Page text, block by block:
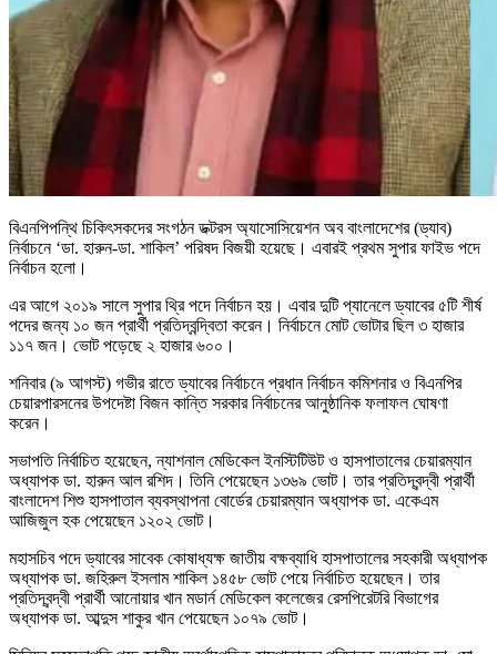
বিএনপিপন্থি চিকিৎসকদের সংগঠন ডক্টরস অ্যাসোসিয়েশন অব বাংলাদেশের (ড্যাব)
নির্বাচনে ‘ডা. হারুন-ডা. শাকিল’ পরিষদ বিজয়ী হয়েছে। এবারই প্রথম সুপার ফাইভ পদে
নির্বাচন হলো।
এর আগে ২০১৯ সালে সুপার থ্রি পদে নির্বাচন হয়। এবার দুটি প্যানেলে ড্যাবের ৫টি শীর্ষ
পদের জন্য ১০ জন প্রার্থী প্রতিদ্বন্দ্বিতা করেন। নির্বাচনে মোট ভোটার ছিল ৩ হাজার
১১৭ জন। ভোট পড়েছে ২ হাজার ৬০০।
শনিবার (৯ আগস্ট) গভীর রাতে ড্যাবের নির্বাচনে প্রধান নির্বাচন কমিশনার ও বিএনপির
চেয়ারপারসনের উপদেষ্টা বিজন কান্তি সরকার নির্বাচনের আনুষ্ঠানিক ফলাফল ঘোষণা
করেন।
সভাপতি নির্বাচিত হয়েছেন, ন্যাশনাল মেডিকেল ইনস্টিটিউট ও হাসপাতালের চেয়ারম্যান
অধ্যাপক ডা. হারুন আল রশিদ। তিনি পেয়েছেন ১৩৬৯ ভোট। তার প্রতিদ্বন্দ্বী প্রার্থী
বাংলাদেশ শিশু হাসপাতাল ব্যবস্থাপনা বোর্ডের চেয়ারম্যান অধ্যাপক ডা. একেএম
আজিজুল হক পেয়েছেন ১২০২ ভোট।
মহাসচিব পদে ড্যাবের সাবেক কোষাধ্যক্ষ জাতীয় বক্ষব্যাধি হাসপাতালের সহকারী অধ্যাপক
অধ্যাপক ডা. জহিরুল ইসলাম শাকিল ১৪৫৮ ভোট পেয়ে নির্বাচিত হয়েছেন। তার
প্রতিদ্বন্দ্বী প্রার্থী আনোয়ার খান মডার্ন মেডিকেল কলেজের রেসপিরেটরি বিভাগের
অধ্যাপক ডা. আব্দুস শাকুর খান পেয়েছেন ১০৭৯ ভোট।